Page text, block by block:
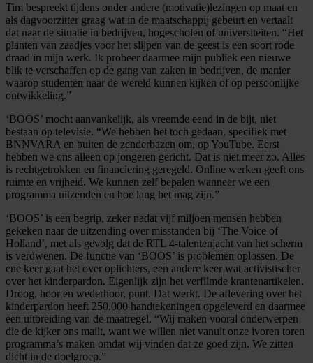
Tim bespreekt tijdens onder andere (motivatie)lezingen op maat en
als dagvoorzitter graag wat in de maatschappij gebeurt en vertaalt
dat naar de situatie in bedrijven, hogescholen of universiteiten. “Het
planten van zaadjes voor het slijpen van de geest is een soort rode
draad in mijn werk. Ik probeer daarmee mijn publiek een nieuwe
blik te verschaffen op de gang van zaken in bedrijven, de manier
waarop studenten naar de wereld kunnen kijken of op persoonlijke
ontwikkeling.”
‘BOOS’ mocht aanvankelijk, als vreemde eend in de bijt, niet
bestaan op televisie. “We hebben het toch gedaan, specifiek met
BNNVARA en buiten de zenderbazen om, op YouTube. Eerst
hebben we ons alleen op jongeren gericht. Dat is niet meer zo. Alles
is rechtgetrokken en financiering geregeld. Online werken geeft ons
ruimte en vrijheid. We kunnen zelf bepalen wanneer we een
programma uitzenden en hoe lang het mag zijn.”
‘BOOS’ is een begrip, zeker nadat vijf miljoen mensen hebben
gekeken naar de uitzending over misstanden bij ‘The Voice of
Holland’, met als gevolg dat de RTL 4-talentenjacht van het scherm
is verdwenen. De functie van ‘BOOS’ is problemen oplossen. De
ene keer gaat het over oplichters, een andere keer wat activistischer
over het kinderpardon. Eigenlijk zijn het verfilmde krantenartikelen.
Droog, hoor en wederhoor, punt. Dat werkt. De aflevering over het
kinderpardon heeft 250.000 handtekeningen opgeleverd en daarmee
een uitbreiding van de maatregel. “Wij maken vooral onderwerpen
die de kijker ons mailt, want we willen niet vanuit onze ivoren toren
programma’s maken omdat wij vinden dat ze goed zijn. We zitten
dicht in de doelgroep.”